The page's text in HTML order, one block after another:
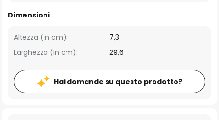
Dimensioni
Larghezza (in cm): 29,6
Altezza (in cm): 7,3
Hai domande su questo prodotto?